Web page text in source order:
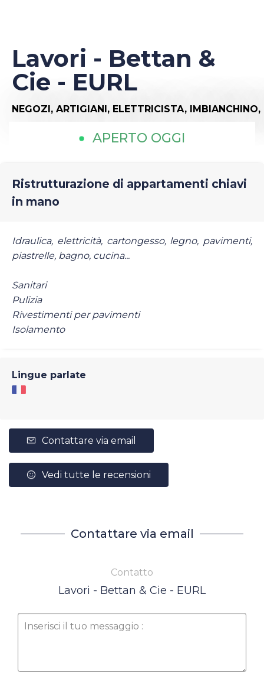
Lavori - Bettan &
Cie - EURL
NEGOZI, ARTIGIANI, ELETTRICISTA, IMBIANCHINO,
APERTO OGGI
Ristrutturazione di appartamenti chiavi
in mano
Idraulica, elettricità, cartongesso, legno, pavimenti,
piastrelle, bagno, cucina...
Sanitari
Pulizia
Rivestimenti per pavimenti
Isolamento
Lingue parlate
Contattare via email
Vedi tutte le recensioni
Contattare via email
Contatto
Lavori - Bettan & Cie - EURL